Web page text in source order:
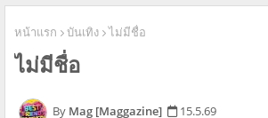
หน้าแรก บันเทิง ไม่มีชื่อ
ไม่มีชื่อ
Mag [Maggazine] 15.5.69